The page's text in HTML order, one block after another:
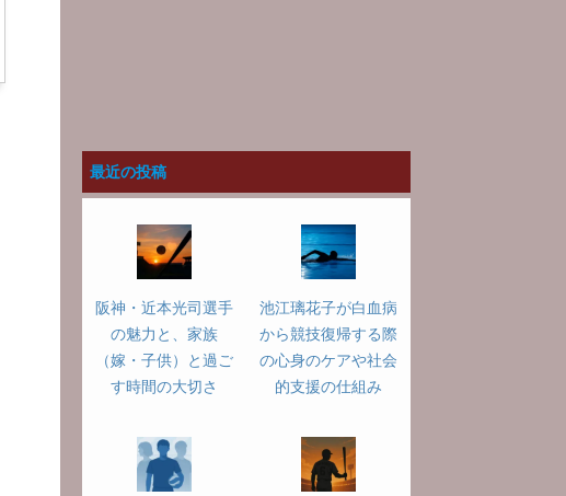
最近の投稿
阪神・近本光司選手
の魅力と、家族
（嫁・子供）と過ご
す時間の大切さ
池江璃花子が白血病
から競技復帰する際
の心身のケアや社会
的支援の仕組み